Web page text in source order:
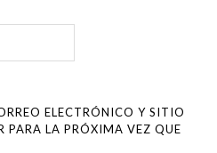
ELECTRÓNICO Y SITIO
PARA LA PRÓXIMA VEZ QUE